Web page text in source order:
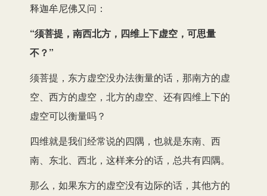
释迦牟尼佛又问：
“须菩提，南西北方，四维上下虚空，可思量
不？”
须菩提，东方虚空没办法衡量的话，那南方的虚
空、西方的虚空，北方的虚空、还有四维上下的
虚空可以衡量吗？
四维就是我们经常说的四隅，也就是东南、西
南、东北、西北，这样来分的话，总共有四隅。
那么，如果东方的虚空没有边际的话，其他方的